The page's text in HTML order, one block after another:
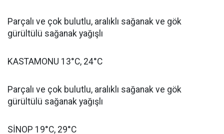
Parçalı ve çok bulutlu, aralıklı sağanak ve gök
gürültülü sağanak yağışlı
KASTAMONU 13°C, 24°C
Parçalı ve çok bulutlu, aralıklı sağanak ve gök
gürültülü sağanak yağışlı
SİNOP 19°C, 29°C